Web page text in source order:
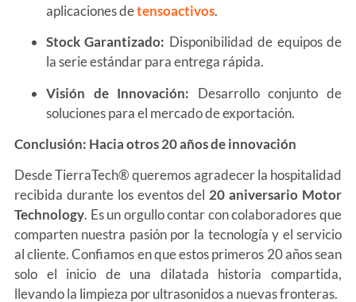
aplicaciones detensoactivos.
Stock Garantizado: Disponibilidad de equipos de
la serie estándar para entrega rápida.
Visión de Innovación: Desarrollo conjunto de
soluciones para el mercado de exportación.
Conclusión: Hacia otros 20 años de innovación
Desde TierraTech® queremos agradecer la hospitalidad
recibida durante los eventos del20 aniversario Motor
Technology. Es un orgullo contar con colaboradores que
comparten nuestra pasión por la tecnología y el servicio
al cliente. Confiamos en que estos primeros 20 años sean
solo el inicio de una dilatada historia compartida,
llevando la limpieza por ultrasonidos a nuevas fronteras.